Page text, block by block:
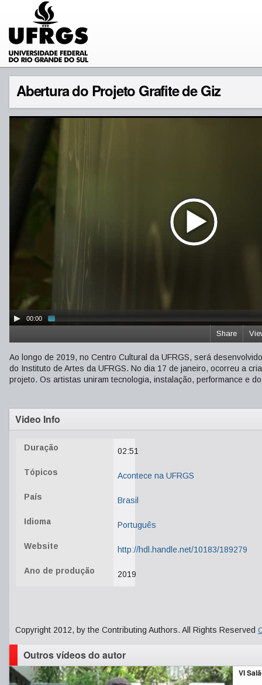
Abertura do Projeto Grafite de Giz
00:00
Share
Ao longo de 2019, no Centro Cultural da UFRGS, será
do Instituto de Artes da UFRGS. No dia 17 de janeiro, ocorreu a
projeto. Os artistas uniram tecnologia, instalação, performance e
Video Info
Duração 02:51
Tópicos Acontece na UFRGS
País Brasil
Idioma Português
Website http://hdl.handle.net/10183/189279
Ano de produção 2019
Copyright 2012, by the Contributing Authors. All Rights Reserved
Outros vídeos do autor
VI